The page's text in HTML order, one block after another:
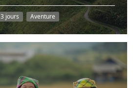
3 jours Aventure